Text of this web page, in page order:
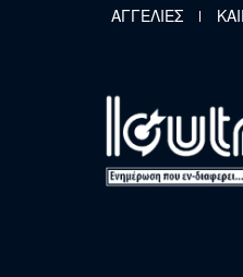
Παράκαμψη προς το κυρίως
ΑΓΓΕΛΙΕΣ